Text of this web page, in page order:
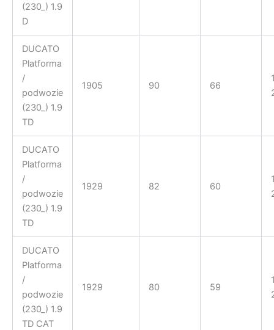
(230_) 1.9
D
DUCATO
Platforma
/
podwozie
(230_) 1.9
TD
1905 90 66
DUCATO
Platforma
/
podwozie
(230_) 1.9
TD
1929 82 60
DUCATO
Platforma
/
podwozie
(230_) 1.9
TD CAT
1929 80 59